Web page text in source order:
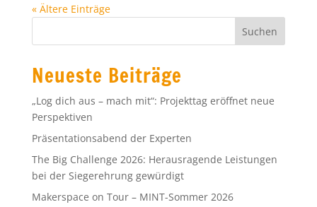
The Big Challenge 2026: Herausragende Leistungen
Makerspace on Tour – MINT-Sommer 2026
Eigenanteil Schulbücher 2026/2027
Archiv
Mai 2026
April 2026